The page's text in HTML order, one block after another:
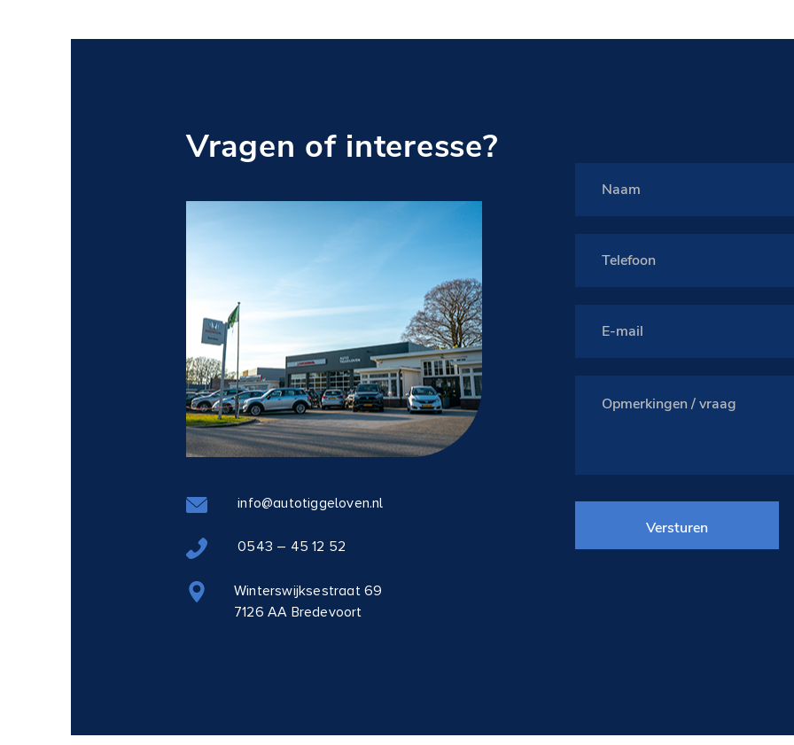
Vragen of interesse?
info@autotiggeloven.nl
0543 – 45 12 52
Winterswijksestraat 69
7126 AA Bredevoort
Versturen